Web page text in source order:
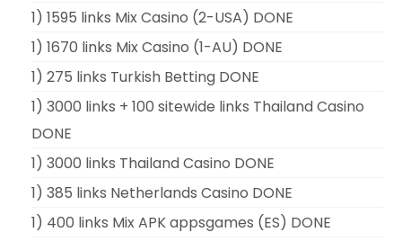
1) 1595 links Mix Casino (2-USA) DONE
1) 1670 links Mix Casino (1-AU) DONE
1) 275 links Turkish Betting DONE
1) 3000 links + 100 sitewide links Thailand Casino
DONE
1) 3000 links Thailand Casino DONE
1) 385 links Netherlands Casino DONE
1) 400 links Mix APK appsgames (ES) DONE